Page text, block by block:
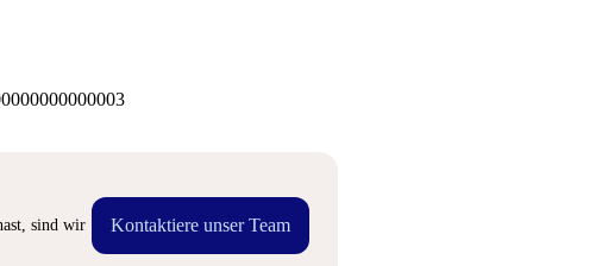
sind wir
Kontaktiere unser Team